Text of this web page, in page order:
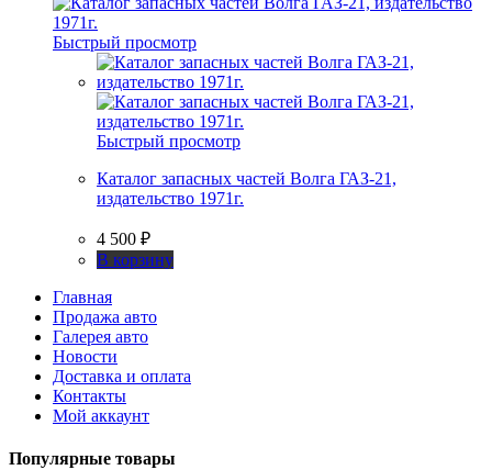
Быстрый просмотр
Быстрый просмотр
Каталог запасных частей Волга ГАЗ-21,
издательство 1971г.
4 500 ₽
В корзину
Главная
Продажа авто
Галерея авто
Новости
Доставка и оплата
Контакты
Мой аккаунт
Популярные товары